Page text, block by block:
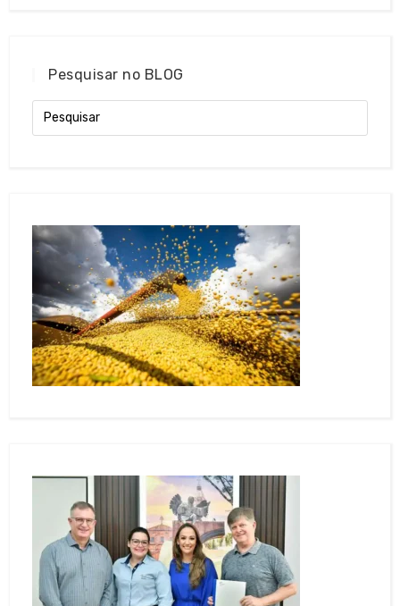
Pesquisar no BLOG